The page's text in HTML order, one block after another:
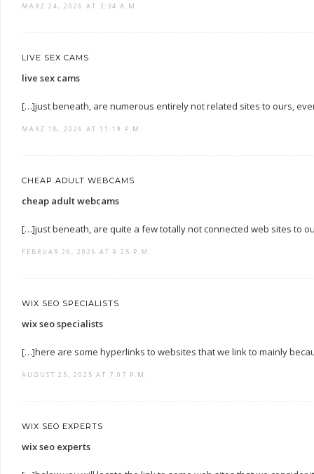
MÄRZ 24, 2026 AT 3:34 A.M.
LIVE SEX CAMS
live sex cams
[…]just beneath, are numerous entirely not related sites to ours,
MÄRZ 18, 2026 AT 11:19 P.M.
CHEAP ADULT WEBCAMS
cheap adult webcams
[…]just beneath, are quite a few totally not connected web sites to
FEBRUAR 26, 2026 AT 9:25 P.M.
WIX SEO SPECIALISTS
wix seo specialists
[…]here are some hyperlinks to websites that we link to mainly
AUGUST 25, 2025 AT 7:07 P.M.
WIX SEO EXPERTS
wix seo experts